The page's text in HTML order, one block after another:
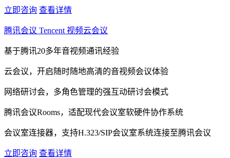
立即咨询 查看详情
腾讯会议 Tencent 视频云会议
基于腾讯20多年音视频通讯经验
云会议，开启随时随地高清的音视频会议体验
网络研讨会，多角色管理的强互动研讨会模式
腾讯会议Rooms，适配现代会议室软硬件协作系统
会议室连接器，支持H.323/SIP会议室系统连接至腾讯会议
立即咨询 查看详情